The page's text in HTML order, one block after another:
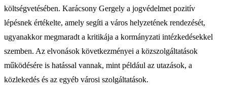
költségvetésében. Karácsony Gergely a jogvédelmet pozitív
lépésnek értékelte, amely segíti a város helyzetének rendezését,
ugyanakkor megmaradt a kritikája a kormányzati intézkedésekkel
szemben. Az elvonások következményei a közszolgáltatások
működésére is hatással vannak, mint például az utazások, a
közlekedés és az egyéb városi szolgáltatások.